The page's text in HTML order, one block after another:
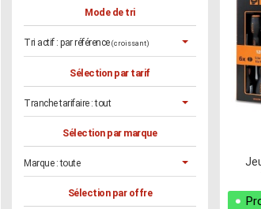
Mode de tri
Tri actif : par référence (croissant)
Sélection par tarif
Tranche tarifaire :tout
Sélection par marque
Marque :toute
Sélection par offre